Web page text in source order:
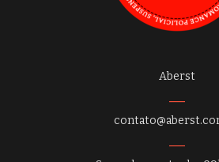
Aberst